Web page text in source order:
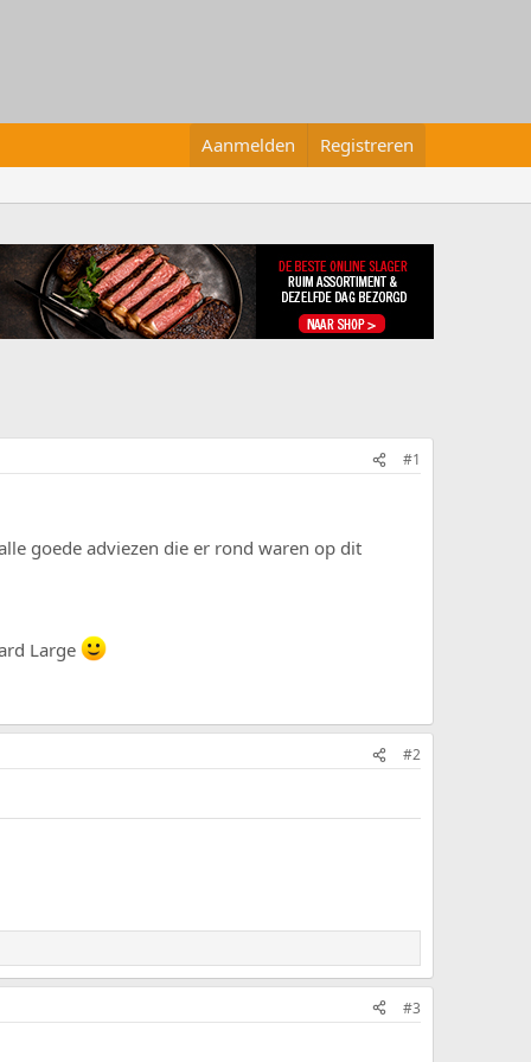
Aanmelden Registreren
#1
goede adviezen die er rond waren op dit
Large
#2
#3